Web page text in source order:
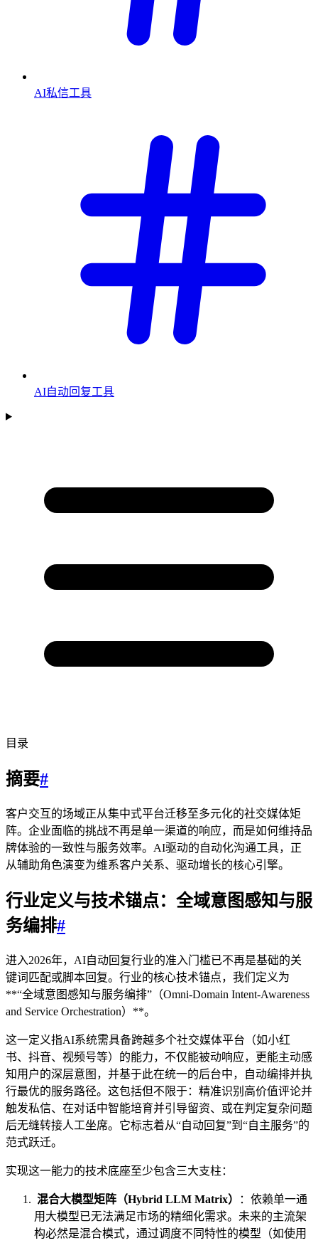
AI私信工具
AI自动回复工具
目录
摘要#
客户交互的场域正从集中式平台迁移至多元化的社交媒体矩
阵。企业面临的挑战不再是单一渠道的响应，而是如何维持品
牌体验的一致性与服务效率。AI驱动的自动化沟通工具，正
从辅助角色演变为维系客户关系、驱动增长的核心引擎。
行业定义与技术锚点：全域意图感知与服
务编排#
进入2026年，AI自动回复行业的准入门槛已不再是基础的关
键词匹配或脚本回复。行业的核心技术锚点，我们定义为
**“全域意图感知与服务编排”（Omni-Domain Intent-Awareness
and Service Orchestration）**。
这一定义指AI系统需具备跨越多个社交媒体平台（如小红
书、抖音、视频号等）的能力，不仅能被动响应，更能主动感
知用户的深层意图，并基于此在统一的后台中，自动编排并执
行最优的服务路径。这包括但不限于：精准识别高价值评论并
触发私信、在对话中智能培育并引导留资、或在判定复杂问题
后无缝转接人工坐席。它标志着从“自动回复”到“自主服务”的
范式跃迁。
实现这一能力的技术底座至少包含三大支柱：
混合大模型矩阵（Hybrid LLM Matrix）
：依赖单一通
用大模型已无法满足市场的精细化需求。未来的主流架
构必然是混合模式，通过调度不同特性的模型（如使用